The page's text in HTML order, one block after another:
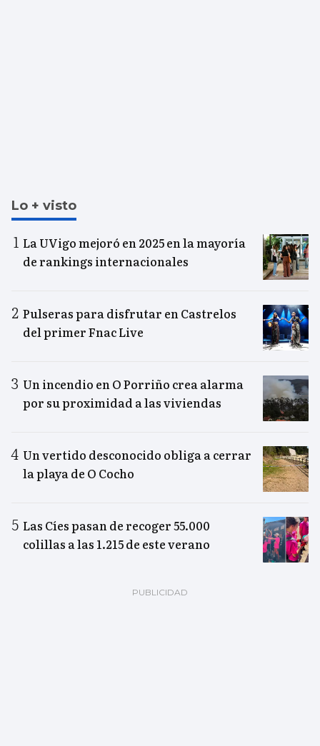
Lo + visto
La UVigo mejoró en 2025 en la mayoría
de rankings internacionales
Pulseras para disfrutar en Castrelos
del primer Fnac Live
Un incendio en O Porriño crea alarma
por su proximidad a las viviendas
Un vertido desconocido obliga a cerrar
la playa de O Cocho
Las Cíes pasan de recoger 55.000
colillas a las 1.215 de este verano